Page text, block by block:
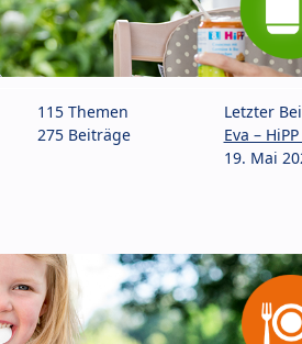
115 Themen
275 Beiträge
Letzter
Eva –
19. Mai